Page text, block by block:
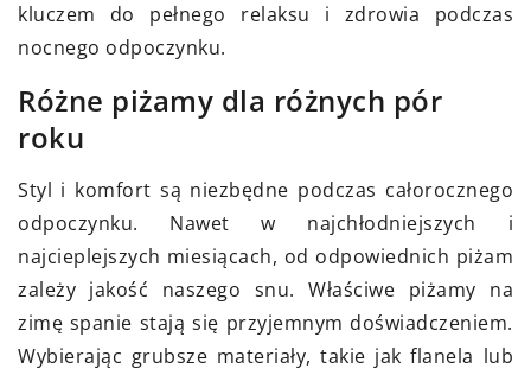
kluczem do pełnego relaksu i zdrowia podczas
nocnego odpoczynku.
Różne piżamy dla różnych pór
roku
Styl i komfort są niezbędne podczas całorocznego
odpoczynku. Nawet w najchłodniejszych i
najcieplejszych miesiącach, od odpowiednich piżam
zależy jakość naszego snu. Właściwe piżamy na
zimę spanie stają się przyjemnym doświadczeniem.
Wybierając grubsze materiały, takie jak flanela lub